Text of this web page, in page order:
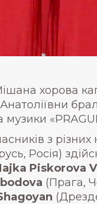
хорова
з
Росія)
Piskorova
(Прага,